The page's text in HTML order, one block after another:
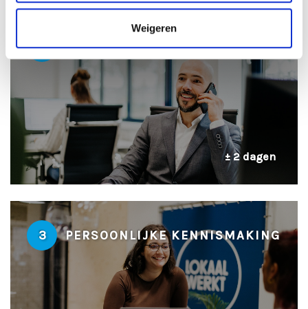
Weigeren
2 TELEFONISCHE INTAKE
± 2 dagen
3 PERSOONLIJKE KENNISMAKING